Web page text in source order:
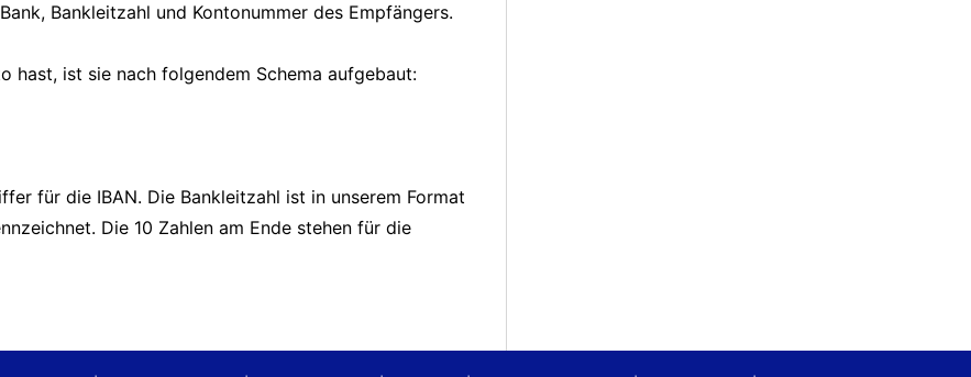
Bankleitzahl und Kontonummer des Empfängers.
hast, ist sie nach folgendem Schema aufgebaut:
für die IBAN. Die Bankleitzahl ist in unserem Format
Die 10 Zahlen am Ende stehen für die